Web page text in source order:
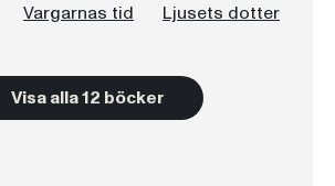
Vargarnas tid Ljusets dotter
Visa alla 12 böcker